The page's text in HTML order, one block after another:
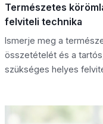
Természetes
felviteli technika
Ismerje meg a
összetételét és a
szükséges helyes